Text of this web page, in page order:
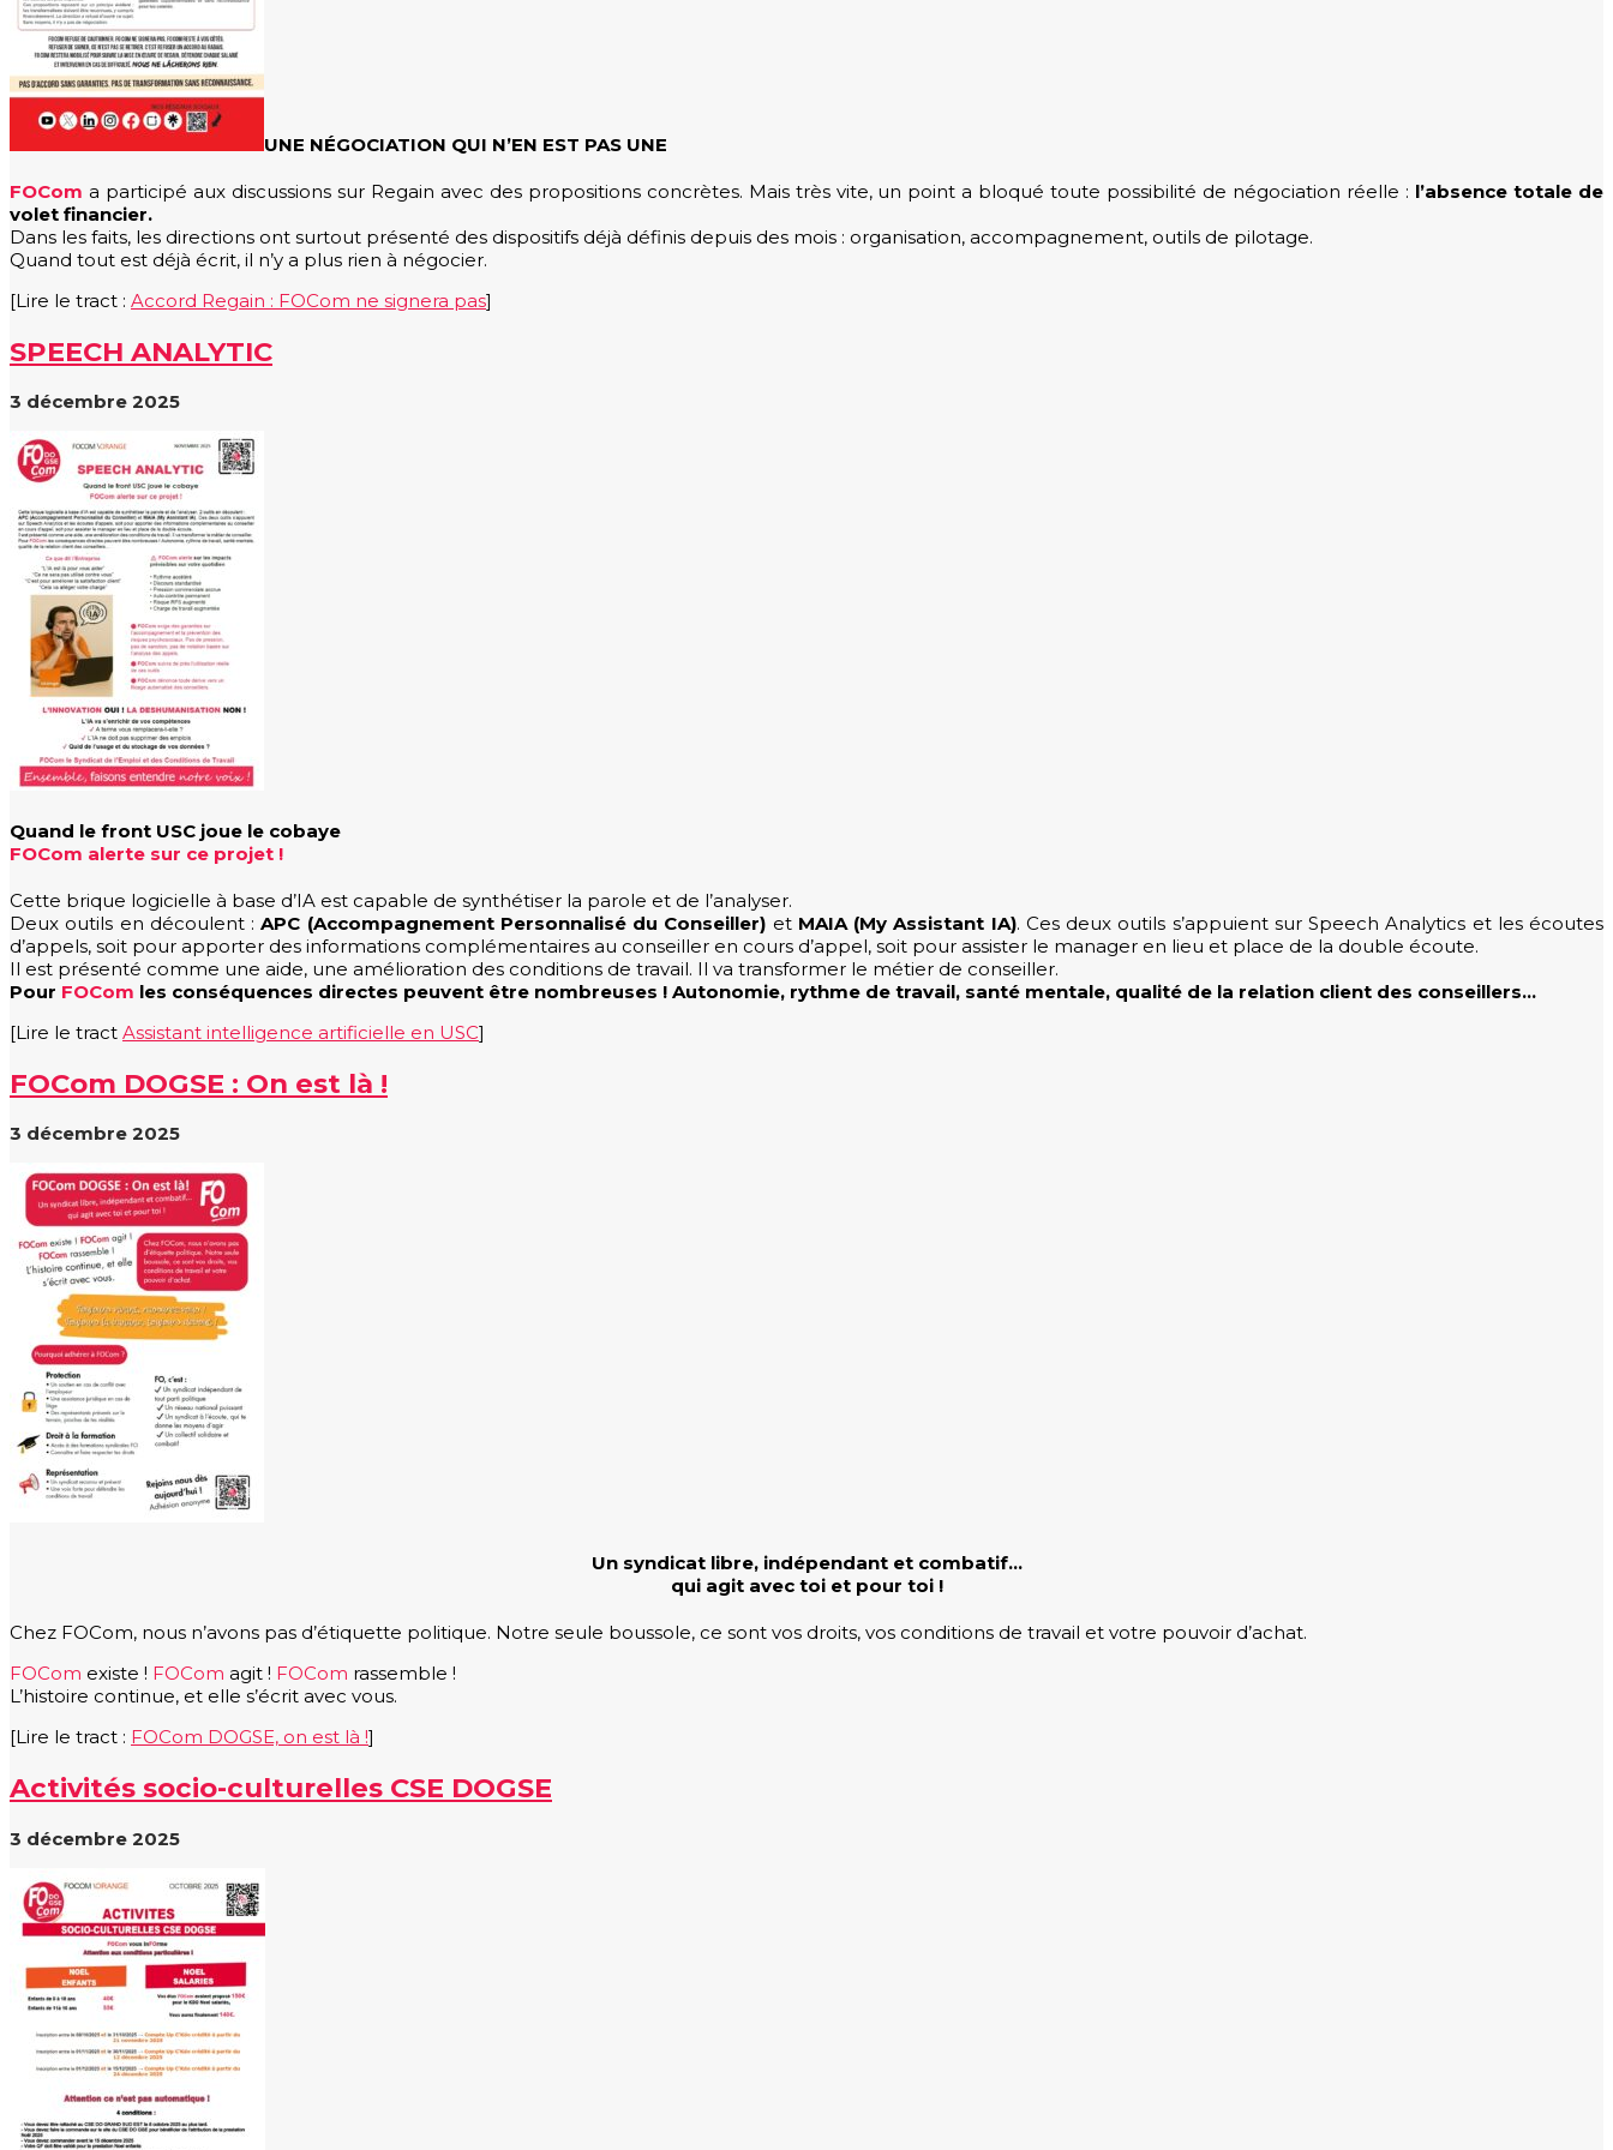
UNE NÉGOCIATION QUI N’EN EST PAS UNE
FOCom a participé aux discussions sur Regain avec des propositions concrètes. Mais très vite, un point a bloqué toute possibilité de négociation réelle : l’absence totale de
volet financier.
Dans les faits, les directions ont surtout présenté des dispositifs déjà définis depuis des mois : organisation, accompagnement, outils de pilotage.
Quand tout est déjà écrit, il n’y a plus rien à négocier.
[Lire le tract : Accord Regain : FOCom ne signera pas]
SPEECH ANALYTIC
3 décembre 2025
Quand le front USC joue le cobaye
FOCom alerte sur ce projet !
Cette brique logicielle à base d’IA est capable de synthétiser la parole et de l’analyser.
Deux outils en découlent :APC (Accompagnement Personnalisé du Conseiller) et MAIA (My Assistant IA). Ces deux outils s’appuient sur Speech Analytics et les écoutes
d’appels, soit pour apporter des informations complémentaires au conseiller en cours d’appel, soit pour assister le manager en lieu et place de la double écoute.
Il est présenté comme une aide, une amélioration des conditions de travail. Il va transformer le métier de conseiller.
Pour FOCom les conséquences directes peuvent être nombreuses ! Autonomie, rythme de travail, santé mentale, qualité de la relation client des conseillers…
[Lire le tract Assistant intelligence artificielle en USC]
FOCom DOGSE : On est là !
3 décembre 2025
Un syndicat libre, indépendant et combatif…
qui agit avec toi et pour toi !
Chez FOCom, nous n’avons pas d’étiquette politique. Notre seule boussole, ce sont vos droits, vos conditions de travail et votre pouvoir d’achat.
FOCom existe ! FOCom agit ! FOCom rassemble !
L’histoire continue, et elle s’écrit avec vous.
[Lire le tract : FOCom DOGSE, on est là !]
Activités socio-culturelles CSE DOGSE
3 décembre 2025